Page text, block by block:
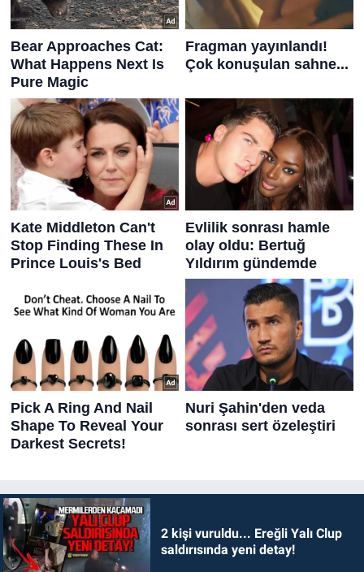
2 kişi vuruldu... Ereğli Yalı Clup
saldırısında yeni detay!